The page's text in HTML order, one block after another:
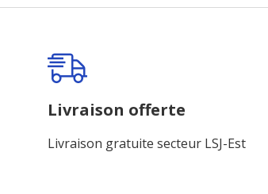
Livraison offerte
Livraison gratuite secteur LSJ-Est